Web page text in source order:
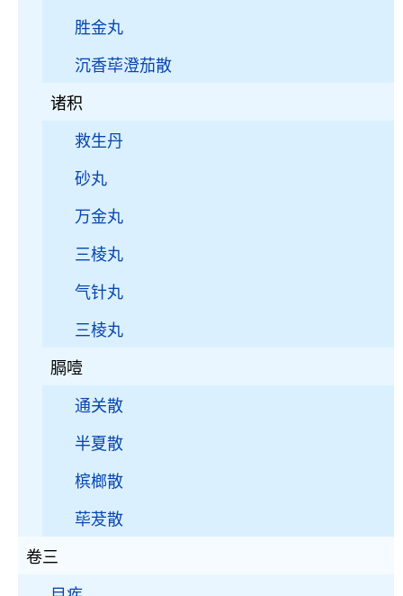
胜金丸
沉香荜澄茄散
诸积
救生丹
砂丸
万金丸
三棱丸
气针丸
三棱丸
膈噎
通关散
半夏散
槟榔散
荜茇散
卷三